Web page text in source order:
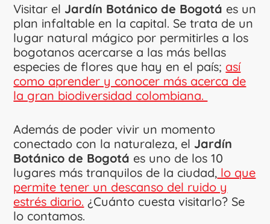
Visitar elJardín Botánico de Bogotá es un
plan infaltable en la capital. Se trata de un
lugar natural mágico por permitirles a los
bogotanos acercarse a las más bellas
especies de flores que hay en el país; así
como aprender y conocer más acerca de
la gran biodiversidad colombiana.
Además de poder vivir un momento
conectado con la naturaleza, elJardín
Botánico de Bogotá es uno de los 10
lugares más tranquilos de la ciudad, lo que
permite tener un descanso del ruido y
estrés diario. ¿Cuánto cuesta visitarlo? Se
lo contamos.